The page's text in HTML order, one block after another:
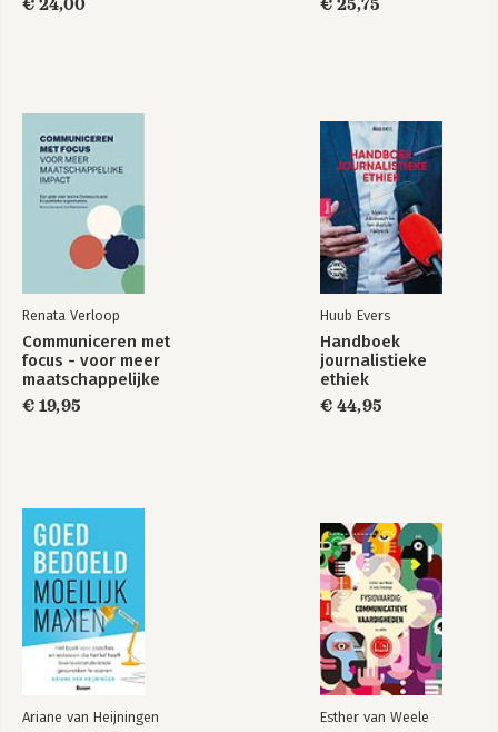
€ 24,00 € 25,75
Renata Verloop
Communiceren met
focus - voor meer
maatschappelijke
impact
€ 19,95
Huub Evers
Handboek
journalistieke
ethiek
€ 44,95
Ariane van Heijningen Esther van Weele